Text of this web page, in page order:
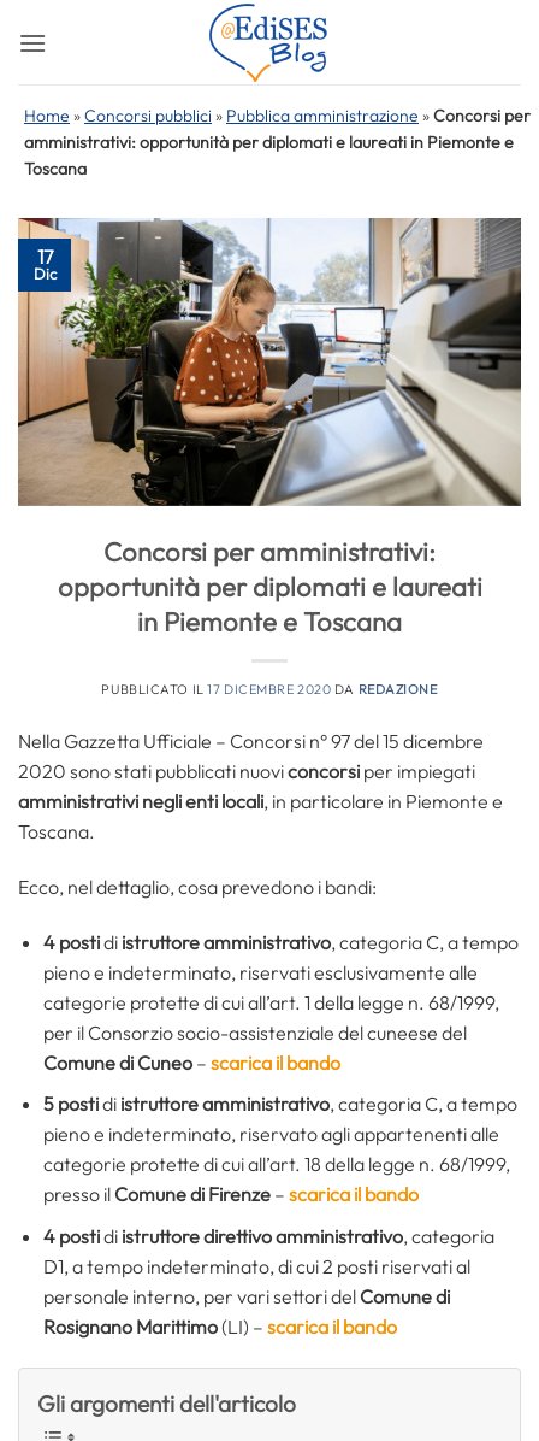
Home »Concorsi pubblici » Pubblica amministrazione »Concorsi per
amministrativi: opportunità per diplomati e laureati in Piemonte e
Toscana
17
Dic
Concorsi per amministrativi:
opportunità per diplomati e laureati
in Piemonte e Toscana
PUBBLICATO IL17 DICEMBRE 2020 DA REDAZIONE
Nella Gazzetta Ufficiale – Concorsi n° 97 del 15 dicembre
2020 sono stati pubblicati nuoviconcorsi per impiegati
amministrativi negli enti locali, in particolare in Piemonte e
Toscana.
Ecco, nel dettaglio, cosa prevedono i bandi:
4 postidi istruttore amministrativo, categoria C, a tempo
pieno e indeterminato, riservati esclusivamente alle
categorie protette di cui all’art. 1 della legge n. 68/1999,
per il Consorzio socio-assistenziale del cuneese del
Comune di Cuneo– scarica il bando
5 postidi istruttore amministrativo, categoria C, a tempo
pieno e indeterminato, riservato agli appartenenti alle
categorie protette di cui all’art. 18 della legge n. 68/1999,
presso il Comune di Firenze– scarica il bando
4 postidi istruttore direttivo amministrativo, categoria
D1, a tempo indeterminato, di cui 2 posti riservati al
personale interno, per vari settori del Comune di
Rosignano Marittimo(LI) – scarica il bando
Gli argomenti dell'articolo